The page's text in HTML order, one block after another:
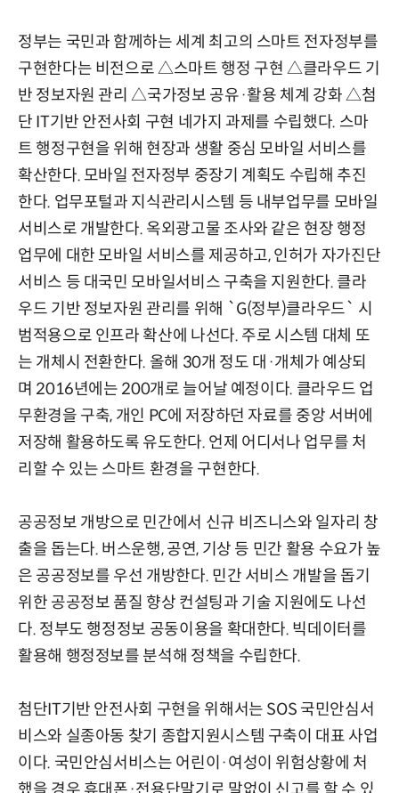
정부는 국민과 함께하는 세계 최고의 스마트 전자정부를
구현한다는 비전으로 △스마트 행정 구현 △클라우드 기
반 정보자원 관리 △국가정보 공유·활용 체계 강화 △첨
단 IT기반 안전사회 구현 네가지 과제를 수립했다. 스마
트 행정구현을 위해 현장과 생활 중심 모바일 서비스를
확산한다. 모바일 전자정부 중장기 계획도 수립해 추진
한다. 업무포털과 지식관리시스템 등 내부업무를 모바일
서비스로 개발한다. 옥외광고물 조사와 같은 현장 행정
업무에 대한 모바일 서비스를 제공하고, 인허가 자가진단
서비스 등 대국민 모바일서비스 구축을 지원한다. 클라
우드 기반 정보자원 관리를 위해 `G(정부)클라우드` 시
범적용으로 인프라 확산에 나선다. 주로 시스템 대체 또
는 개체시 전환한다. 올해 30개 정도 대·개체가 예상되
며 2016년에는 200개로 늘어날 예정이다. 클라우드 업
무환경을 구축, 개인 PC에 저장하던 자료를 중앙 서버에
저장해 활용하도록 유도한다. 언제 어디서나 업무를 처
리할 수 있는 스마트 환경을 구현한다.
공공정보 개방으로 민간에서 신규 비즈니스와 일자리 창
출을 돕는다. 버스운행, 공연, 기상 등 민간 활용 수요가 높
은 공공정보를 우선 개방한다. 민간 서비스 개발을 돕기
위한 공공정보 품질 향상 컨설팅과 기술 지원에도 나선
다. 정부도 행정정보 공동이용을 확대한다. 빅데이터를
활용해 행정정보를 분석해 정책을 수립한다.
첨단IT기반 안전사회 구현을 위해서는 SOS 국민안심서
비스와 실종아동 찾기 종합지원시스템 구축이 대표 사업
이다. 국민안심서비스는 어린이·여성이 위험상황에 처